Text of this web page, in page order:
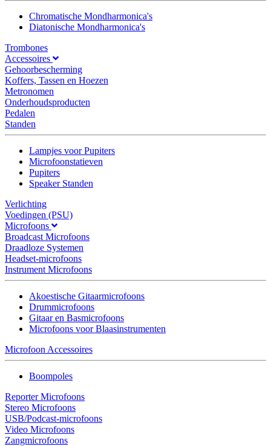
Chromatische Mondharmonica's
Diatonische Mondharmonica's
Trombones
Accessoires
Gehoorbescherming
Koffers, Tassen en Hoezen
Metronomen
Onderhoudsproducten
Pedalen
Standen
Lampjes voor Pupiters
Microfoonstatieven
Pupiters
Speaker Standen
Verlichting
Voedingen (PSU)
Microfoons
Broadcast Microfoons
Draadloze Systemen
Headset-microfoons
Instrument Microfoons
Akoestische Gitaarmicrofoons
Drummicrofoons
Gitaar en Basmicrofoons
Microfoons voor Blaasinstrumenten
Microfoon Accessoires
Boompoles
Reporter Microfoons
Stereo Microfoons
USB/Podcast-microfoons
Video Microfoons
Zangmicrofoons